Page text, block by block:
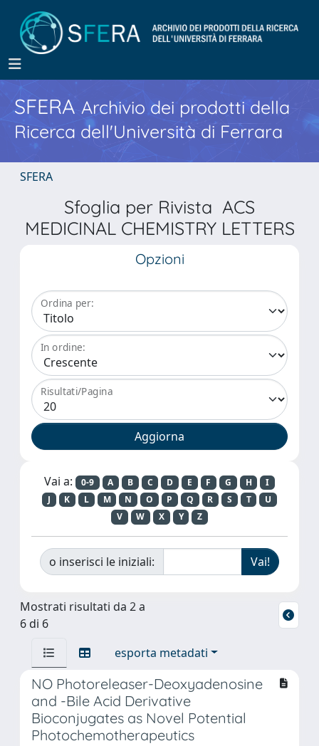
SFERA Archivio dei prodotti della
Ricerca dell'Università di Ferrara
SFERA
Sfoglia per Rivista ACS
MEDICINAL CHEMISTRY LETTERS
Opzioni
Ordina per:
In ordine:
Risultati/Pagina
Vai a: 0-9 A B C D E F G H
I
J
K L M N O P Q R S T
U
V
W X Y Z
o inserisci le iniziali:
Mostrati risultati da 2 a
6 di 6
esporta metadati
NO Photoreleaser-Deoxyadenosine
and -Bile Acid Derivative
Bioconjugates as Novel Potential
Photochemotherapeutics